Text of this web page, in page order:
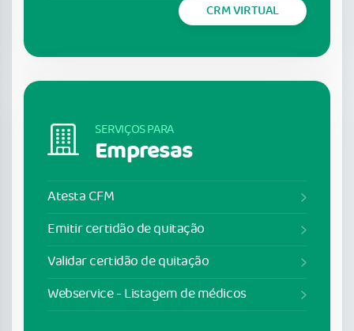
CRM VIRTUAL
SERVIÇOS PARA
Empresas
Atesta CFM
Emitir certidão de quitação
Validar certidão de quitação
Webservice - Listagem de médicos